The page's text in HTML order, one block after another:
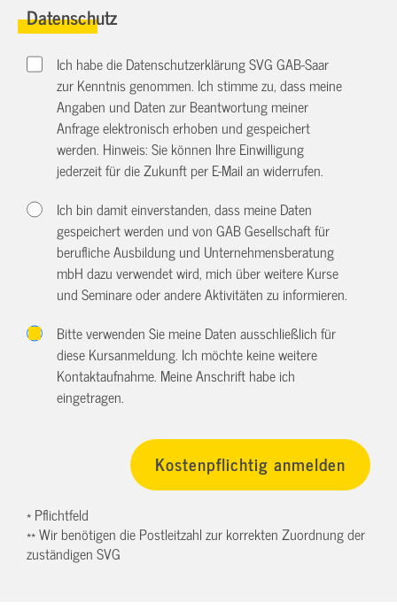
Datenschutz
Ich habe die Datenschutzerklärung SVG GAB-Saar
zur Kenntnis genommen. Ich stimme zu, dass meine
Angaben und Daten zur Beantwortung meiner
Anfrage elektronisch erhoben und gespeichert
werden. Hinweis: Sie können Ihre Einwilligung
jederzeit für die Zukunft per E-Mail anwiderrufen.
Ich bin damit einverstanden, dass meine Daten
gespeichert werden und von GAB Gesellschaft für
berufliche Ausbildung und Unternehmensberatung
mbH dazu verwendet wird, mich über weitere Kurse
und Seminare oder andere Aktivitäten zu informieren.
Bitte verwenden Sie meine Daten ausschließlich für
diese Kursanmeldung. Ich möchte keine weitere
Kontaktaufnahme. Meine Anschrift habe ich
eingetragen.
* Pflichtfeld
** Wir benötigen die Postleitzahl zur korrekten Zuordnung der
zuständigen SVG